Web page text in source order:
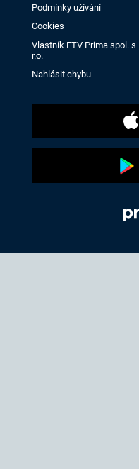
Podmínky užívání
Cookies
Vlastník FTV Prima spol. s
r.o.
Nahlásit chybu